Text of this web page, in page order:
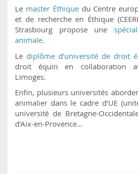
Le master Éthiquedu Centre
et de recherche en Éthique
Strasbourg propose une
animale.
Le diplôme d’université de droit
droit équin en collaboration
Limoges.
Enfin, plusieurs universités
animalier dans le cadre d’UE
université de Bretagne-
d'Aix-en-Provence…